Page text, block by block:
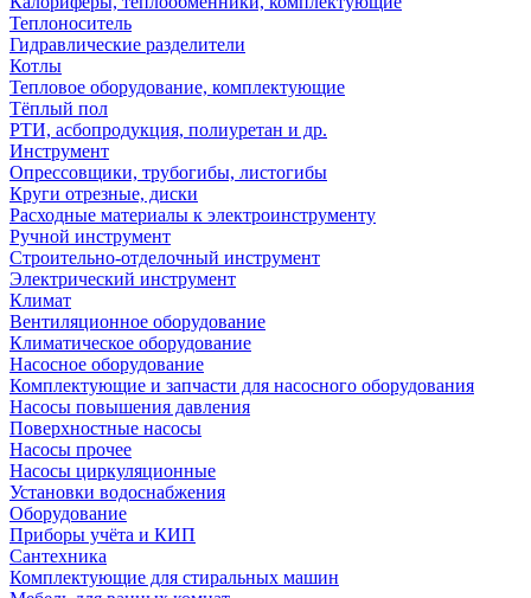
Теплоноситель
Гидравлические разделители
Котлы
Тепловое оборудование, комплектующие
Тёплый пол
РТИ, асбопродукция, полиуретан и др.
Инструмент
Опрессовщики, трубогибы, листогибы
Круги отрезные, диски
Расходные материалы к электроинструменту
Ручной инструмент
Строительно-отделочный инструмент
Электрический инструмент
Климат
Вентиляционное оборудование
Климатическое оборудование
Насосное оборудование
Комплектующие и запчасти для насосного оборудования
Насосы повышения давления
Поверхностные насосы
Насосы прочее
Насосы циркуляционные
Установки водоснабжения
Оборудование
Приборы учёта и КИП
Сантехника
Комплектующие для стиральных машин